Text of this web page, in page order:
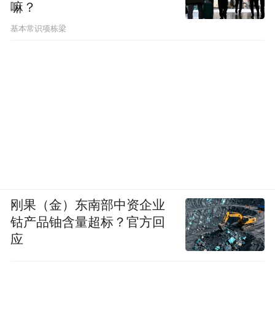
嘛？
基本常识项栋梁
刚果（金）东南部中资企业
钴产品铀含量超标？官方回
应